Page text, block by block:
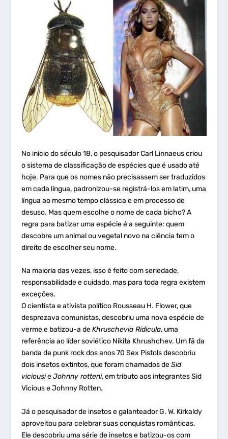
No início do século 18, o pesquisador Carl Linnaeus criou
o sistema de classificação de espécies que é usado até
hoje. Para que os nomes não precisassem ser traduzidos
em cada língua, padronizou-se registrá-los em latim, uma
língua ao mesmo tempo clássica e em processo de
desuso. Mas quem escolhe o nome de cada bicho? A
regra para batizar uma espécie é a seguinte: quem
descobre um animal ou vegetal novo na ciência tem o
direito de escolher seu nome.
Na maioria das vezes, isso é feito com seriedade,
responsabilidade e cuidado, mas para toda regra existem
exceções.
O cientista e ativista político Rousseau H. Flower, que
desprezava comunistas, descobriu uma nova espécie de
verme e batizou-a deKhruschevia Ridicula, uma
referência ao líder soviético Nikita Khrushchev. Um fã da
banda de punk rock dos anos 70 Sex Pistols descobriu
dois insetos extintos, que foram chamados deSid
viciousieJohnny rotteni, em tributo aos integrantes Sid
Vicious e Johnny Rotten.
Já o pesquisador de insetos e galanteador G. W. Kirkaldy
aproveitou para celebrar suas conquistas românticas.
Ele descobriu uma série de insetos e batizou-os com